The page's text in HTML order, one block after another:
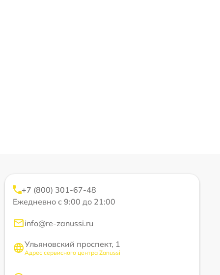
+7 (800) 301-67-48
Ежедневно с 9:00 до 21:00
info@re-zanussi.ru
Ульяновский проспект, 1
Адрес сервисного центра Zanussi